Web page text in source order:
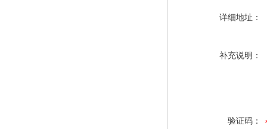
详细地址：
补充说明：
验证码：